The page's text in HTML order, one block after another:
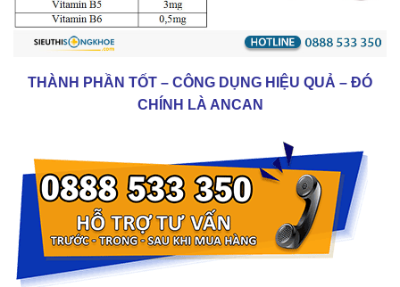
THÀNH PHẦN TỐT – CÔNG DỤNG HIỆU QUẢ – ĐÓ
CHÍNH LÀ ANCAN